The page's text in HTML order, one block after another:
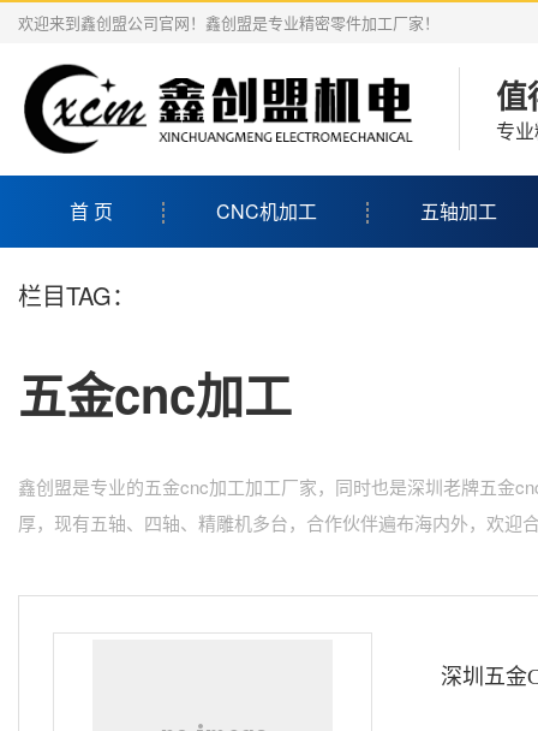
欢迎来到鑫创盟公司官网！鑫创盟是专业精密零件加工厂家！
值
专
首 页 CNC机加工 五轴加工
栏目TAG：
五金cnc加工
鑫创盟是专业的五金cnc加工加工厂家，同时也是深圳老牌五金
厚，现有五轴、四轴、精雕机多台，合作伙伴遍布海内外，欢迎